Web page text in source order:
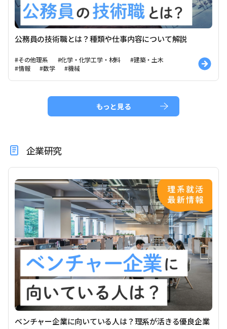
公務員の技術職とは？種類や仕事内容について解説
#その他理系 #化学・化学工学・材料
#建築・土木
#情報
#数学 #機械
もっと見る
企業研究
ベンチャー企業に向いている人は？理系が活きる優良企業